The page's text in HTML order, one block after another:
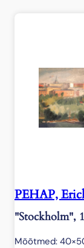
PEHAP,
"Stockholm",
Mõõtmed: